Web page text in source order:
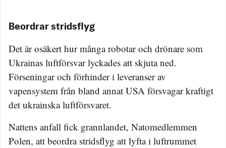
Beordrar stridsflyg
Det är osäkert hur många robotar och drönare som
Ukrainas luftförsvar lyckades att skjuta ned.
Förseningar och förhinder i leveranser av
vapensystem från bland annat USA försvagar kraftigt
det ukrainska luftförsvaret.
Nattens anfall fick grannlandet, Natomedlemmen
Polen, att beordra stridsflyg att lyfta i luftrummet